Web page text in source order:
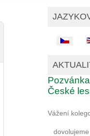
České
Vážení
dovolujeme